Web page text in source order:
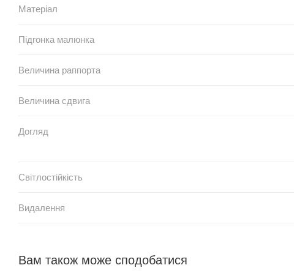
Матеріал
Підгонка малюнка
Величина раппорта
Величина сдвига
Догляд
Світлостійкість
Видалення
Вам також може сподобатися